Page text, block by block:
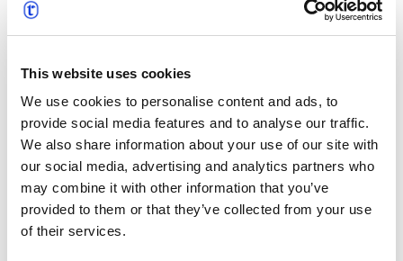
This website uses cookies
We use cookies to personalise content and ads, to
provide social media features and to analyse our traffic.
We also share information about your use of our site with
our social media, advertising and analytics partners who
may combine it with other information that you’ve
provided to them or that they’ve collected from your use
of their services.
eingebracht. ProLangua, das vor über 20 Jahren
gegründet wurde, hat sich für seine
innovativen Einsatz von Technologie zur
Rationalisierung von Projekten einen Namen gemacht.
Sowohl ProLangua als auch text&form wurden Teil der
t’works-Gruppe, wo ihre jahrzehntelange Erfahrung
unter einem Dach vereint ist. Gemeinsam bieten diese
beiden starken und renommierten Teams
hochmoderne Lösungen für die Übersetzung,
Lokalisierung und das Management mehrsprachiger